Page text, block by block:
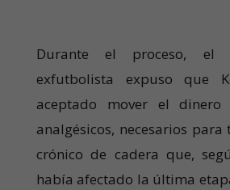
Durante el proceso, el
exfutbolista expuso que
aceptado mover el
analgésicos, necesarios
crónico de cadera que,
había afectado la última